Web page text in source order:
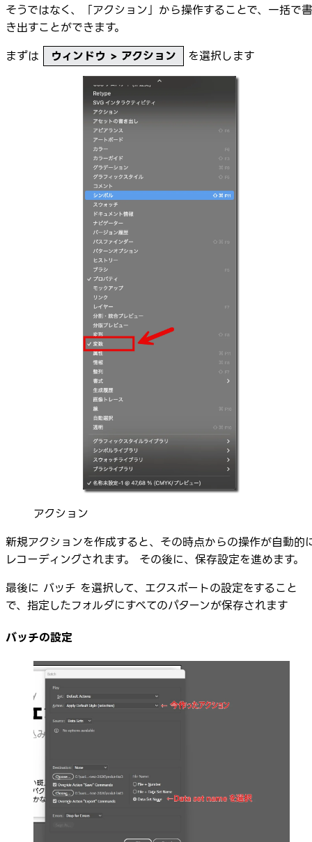
そうではなく、「アクション」から操作することで、一括で書
き出すことができます。
まずは
ウィンドウ > アクション を選択します
アクション
新規アクションを作成すると、その時点からの操作が自動的
レコーディングされます。 その後に、保存設定を進めます。
最後に バッチ を選択して、エクスポートの設定をすること
で、指定したフォルダにすべてのパターンが保存されます
バッチの設定